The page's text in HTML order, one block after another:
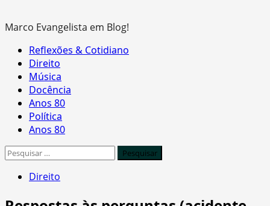
Marco Evangelista em Blog!
Primary
Menu
Reflexões & Cotidiano
Direito
Música
Docência
Anos 80
Política
Anos 80
Pesquisar
Direito